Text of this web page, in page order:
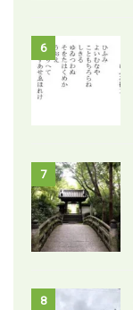
6
7
8